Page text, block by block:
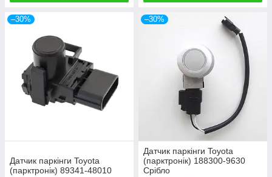
–30%
Датчик паркінги Toyota
(парктронік) 89341-48010
–30%
Датчик паркінги Toyota
(парктронік) 188300-9630
Срібло